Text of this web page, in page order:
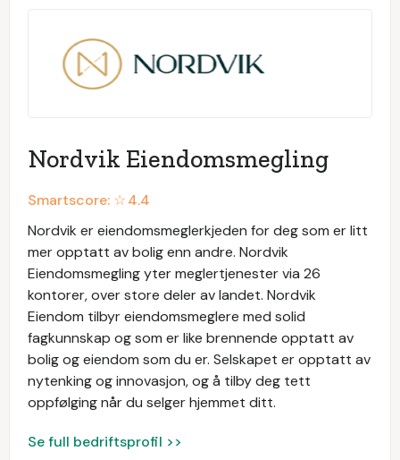
Nordvik Eiendomsmegling
Smartscore: ☆4.4
Nordvik er eiendomsmeglerkjeden for deg som er litt
mer opptatt av bolig enn andre. Nordvik
Eiendomsmegling yter meglertjenester via 26
kontorer, over store deler av landet. Nordvik
Eiendom tilbyr eiendomsmeglere med solid
fagkunnskap og som er like brennende opptatt av
bolig og eiendom som du er. Selskapet er opptatt av
nytenking og innovasjon, og å tilby deg tett
oppfølging når du selger hjemmet ditt.
Se full bedriftsprofil >>